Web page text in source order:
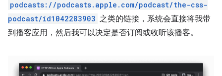
podcasts://podcasts.apple.com/podcast/the-css-
podcast/id1042283903 之类的链接，系统会直接将我带
到播客应用，然后我可以决定是否订阅或收听该播客。